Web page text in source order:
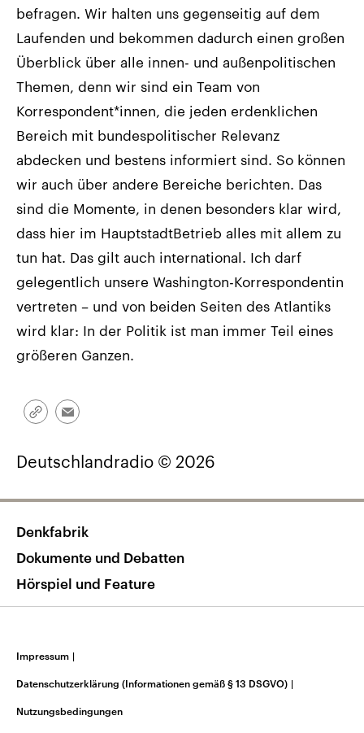
befragen. Wir halten uns gegenseitig auf dem
Laufenden und bekommen dadurch einen großen
Überblick über alle innen- und außenpolitischen
Themen, denn wir sind ein Team von
Korrespondent*innen, die jeden erdenklichen
Bereich mit bundespolitischer Relevanz
abdecken und bestens informiert sind. So können
wir auch über andere Bereiche berichten. Das
sind die Momente, in denen besonders klar wird,
dass hier im HauptstadtBetrieb alles mit allem zu
tun hat. Das gilt auch international. Ich darf
gelegentlich unsere Washington-Korrespondentin
vertreten – und von beiden Seiten des Atlantiks
wird klar: In der Politik ist man immer Teil eines
größeren Ganzen.
Link
Email
Deutschlandradio © 2026
Denkfabrik
Dokumente und Debatten
Hörspiel und Feature
Impressum |
Datenschutzerklärung (Informationen gemäß § 13 DSGVO) |
Nutzungsbedingungen